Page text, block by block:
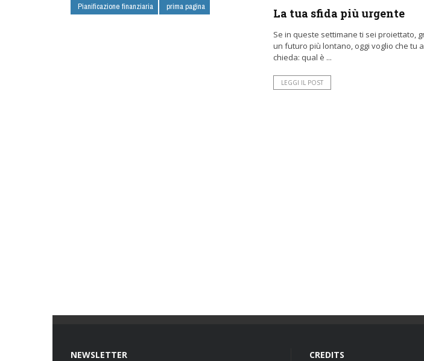
Pianificazione finanziaria prima pagina La tua sfida più urgente
Se in queste settimane ti sei proiettato,
un futuro più lontano, oggi voglio che tu
chieda: qual è ...
LEGGI IL POST
NEWSLETTER CREDITS